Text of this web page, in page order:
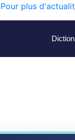
Pour plus